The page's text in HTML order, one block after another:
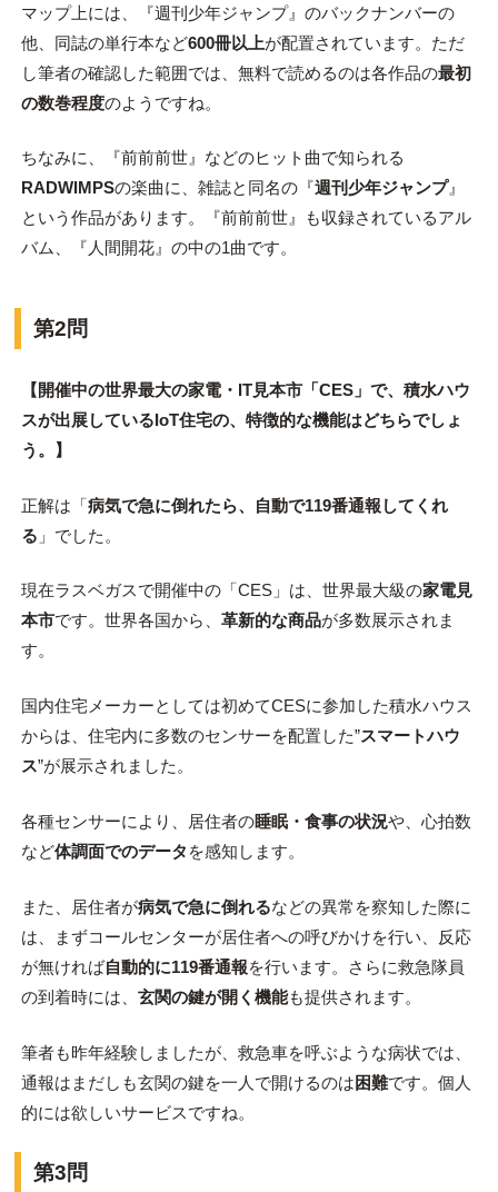
マップ上には、『週刊少年ジャンプ』のバックナンバーの
他、同誌の単行本など600冊以上が配置されています。ただ
し筆者の確認した範囲では、無料で読めるのは各作品の最初
の数巻程度のようですね。
ちなみに、『前前前世』などのヒット曲で知られる
RADWIMPSの楽曲に、雑誌と同名の『週刊少年ジャンプ』
という作品があります。『前前前世』も収録されているアル
バム、『人間開花』の中の1曲です。
第2問
【開催中の世界最大の家電・IT見本市「CES」で、積水ハウ
スが出展しているIoT住宅の、特徴的な機能はどちらでしょ
う。】
正解は「病気で急に倒れたら、自動で119番通報してくれ
る 」でした。
現在ラスベガスで開催中の「CES」は、世界最大級の家電見
本市です。世界各国から、 革新的な商品が多数展示されま
す。
国内住宅メーカーとしては初めてCESに参加した積水ハウス
からは、住宅内に多数のセンサーを配置した”スマートハウ
ス”が展示されました。
各種センサーにより、居住者の睡眠・食事の状況や、心拍数
など体調面でのデータ を感知します。
また、居住者が病気で急に倒れるなどの異常を察知した際に
は、まずコールセンターが居住者への呼びかけを行い、反応
が無ければ自動的に119番通報を行います。さらに救急隊員
の到着時には、 玄関の鍵が開く機能も提供されます。
筆者も昨年経験しましたが、救急車を呼ぶような病状では、
通報はまだしも玄関の鍵を一人で開けるのは 困難です。個人
的には欲しいサービスですね。
第3問